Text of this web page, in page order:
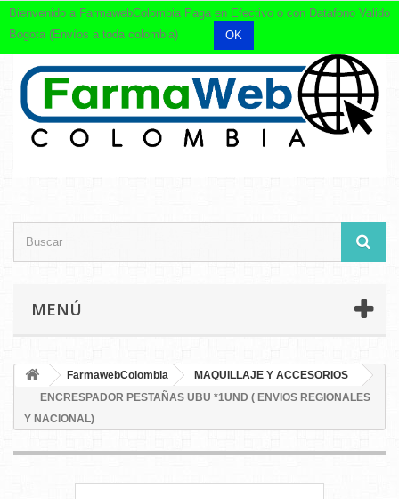
MENÚ
FarmawebColombia
MAQUILLAJE Y ACCESORIOS
ENCRESPADOR PESTAÑAS UBU *1UND ( ENVIOS REGIONALES
Y NACIONAL)
Bienvenido a FarmawebColombia Paga en Efectivo o con Datafono Valido
Bogota (Envíos a toda colombia)
OK